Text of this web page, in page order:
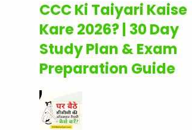
CCC Ki Taiyari Kaise
Kare 2026? | 30 Day
Study Plan & Exam
Preparation Guide